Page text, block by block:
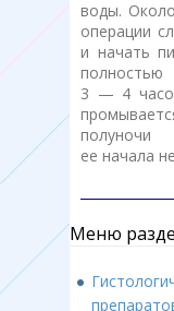
воды.
операции
и начать
3 — 4
ее начала
Меню